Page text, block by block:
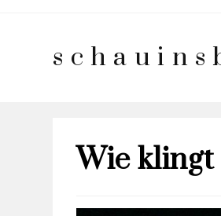
Wie klingt